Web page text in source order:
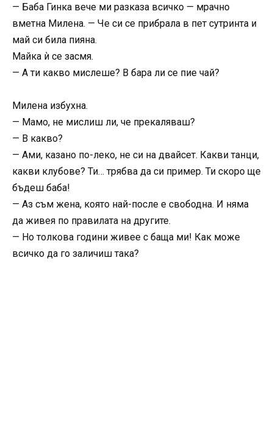
— Баба Гинка вече ми разказа всичко — мрачно
вметна Милена. — Че си се прибрала в пет сутринта и
май си била пияна.
Майка ѝ се засмя.
— А ти какво мислеше? В бара ли се пие чай?
Милена избухна.
— Мамо, не мислиш ли, че прекаляваш?
— В какво?
— Ами, казано по-леко, не си на двайсет. Какви танци,
какви клубове? Ти… трябва да си пример. Ти скоро ще
бъдеш баба!
— Аз съм жена, която най-после е свободна. И няма
да живея по правилата на другите.
— Но толкова години живее с баща ми! Как може
всичко да го заличиш така?